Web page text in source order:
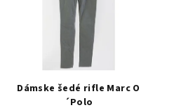
Dámske šedé rifle Marc O
´Polo